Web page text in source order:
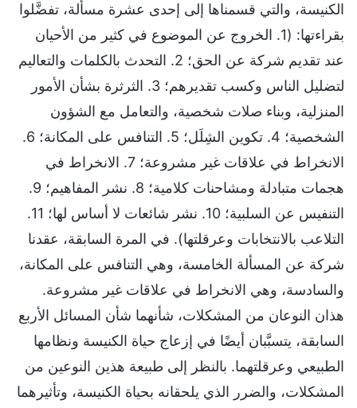
الكنيسة، والتي قسمناها إلى إحدى عشرة مسألة، تفضَّلوا
بقراءتها: (1. الخروج عن الموضوع في كثير من الأحيان
عند تقديم شركة عن الحق؛ 2. التحدث بالكلمات والتعاليم
لتضليل الناس وكسب تقديرهم؛ 3. الثرثرة بشأن الأمور
المنزلية، وبناء صلات شخصية، والتعامل مع الشؤون
الشخصية؛ 4. تكوين الشِلَل؛ 5. التنافس على المكانة؛ 6.
الانخراط في علاقات غير مشروعة؛ 7. الانخراط في
هجمات متبادلة ومشاحنات كلامية؛ 8. نشر المفاهيم؛ 9.
التنفيس عن السلبية؛ 10. نشر شائعات لا أساس لها؛ 11.
التلاعب بالانتخابات وعرقلتها). في المرة السابقة، عقدنا
شركة عن المسألة الخامسة، وهي التنافس على المكانة،
والسادسة، وهي الانخراط في علاقات غير مشروعة.
هذان النوعان من المشكلات، شأنهما شأن المسائل الأربع
السابقة، يتسبَّبان أيضًا في إزعاج حياة الكنيسة ونظامها
الطبيعي وعرقلتهما. بالنظر إلى طبيعة هذين النوعين من
المشكلات، والضرر الذي يلحقانه بحياة الكنيسة، وتأثيرهما